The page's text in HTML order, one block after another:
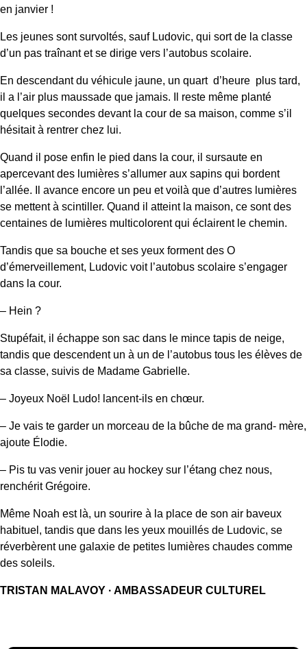
en janvier !
Les jeunes sont survoltés, sauf Ludovic, qui sort de la classe
d’un pas traînant et se dirige vers l’autobus scolaire.
En descendant du véhicule jaune, un quart d’heure plus tard,
il a l’air plus maussade que jamais. Il reste même planté
quelques secondes devant la cour de sa maison, comme s’il
hésitait à rentrer chez lui.
Quand il pose enfin le pied dans la cour, il sursaute en
apercevant des lumières s’allumer aux sapins qui bordent
l’allée. Il avance encore un peu et voilà que d’autres lumières
se mettent à scintiller. Quand il atteint la maison, ce sont des
centaines de lumières multicolorent qui éclairent le chemin.
Tandis que sa bouche et ses yeux forment des O
d’émerveillement, Ludovic voit l’autobus scolaire s’engager
dans la cour.
– Hein ?
Stupéfait, il échappe son sac dans le mince tapis de neige,
tandis que descendent un à un de l’autobus tous les élèves de
sa classe, suivis de Madame Gabrielle.
– Joyeux Noël Ludo! lancent-ils en chœur.
– Je vais te garder un morceau de la bûche de ma grand- mère,
ajoute Élodie.
– Pis tu vas venir jouer au hockey sur l’étang chez nous,
renchérit Grégoire.
Même Noah est là, un sourire à la place de son air baveux
habituel, tandis que dans les yeux mouillés de Ludovic, se
réverbèrent une galaxie de petites lumières chaudes comme
des soleils.
TRISTAN MALAVOY · AMBASSADEUR CULTUREL